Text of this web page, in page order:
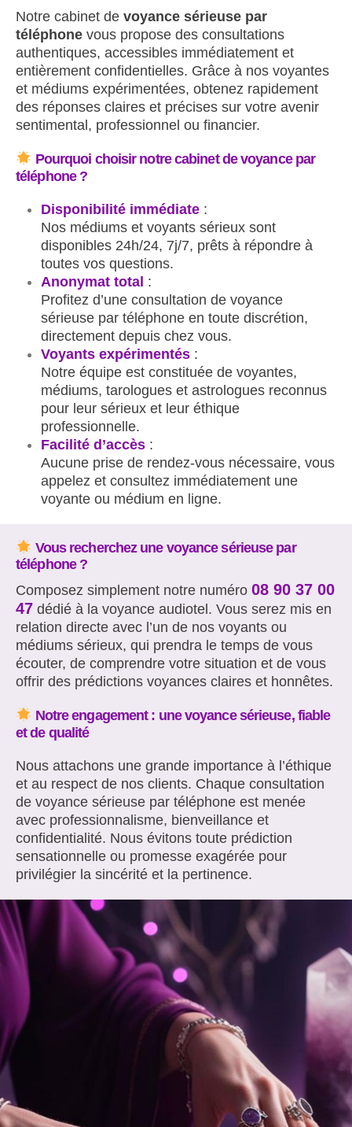
Notre cabinet de voyance sérieuse par
téléphone vous propose des consultations
authentiques, accessibles immédiatement et
entièrement confidentielles. Grâce à nos voyantes
et médiums expérimentées, obtenez rapidement
des réponses claires et précises sur votre avenir
sentimental, professionnel ou financier.
Pourquoi choisir notre cabinet de voyance par
téléphone ?
Disponibilité immédiate :
Nos médiums et voyants sérieux sont
disponibles 24h/24, 7j/7, prêts à répondre à
toutes vos questions.
Anonymat total :
Profitez d’une consultation de voyance
sérieuse par téléphone en toute discrétion,
directement depuis chez vous.
Voyants expérimentés :
Notre équipe est constituée de voyantes,
médiums, tarologues et astrologues reconnus
pour leur sérieux et leur éthique
professionnelle.
Facilité d’accès :
Aucune prise de rendez-vous nécessaire, vous
appelez et consultez immédiatement une
voyante ou médium en ligne.
Vous recherchez une voyance sérieuse par
téléphone ?
Composez simplement notre numéro 08 90 37 00
47 dédié à la voyance audiotel. Vous serez mis en
relation directe avec l’un de nos voyants ou
médiums sérieux, qui prendra le temps de vous
écouter, de comprendre votre situation et de vous
offrir des prédictions voyances claires et honnêtes.
Notre engagement : une voyance sérieuse, fiable
et de qualité
Nous attachons une grande importance à l’éthique
et au respect de nos clients. Chaque consultation
de voyance sérieuse par téléphone est menée
avec professionnalisme, bienveillance et
confidentialité. Nous évitons toute prédiction
sensationnelle ou promesse exagérée pour
privilégier la sincérité et la pertinence.